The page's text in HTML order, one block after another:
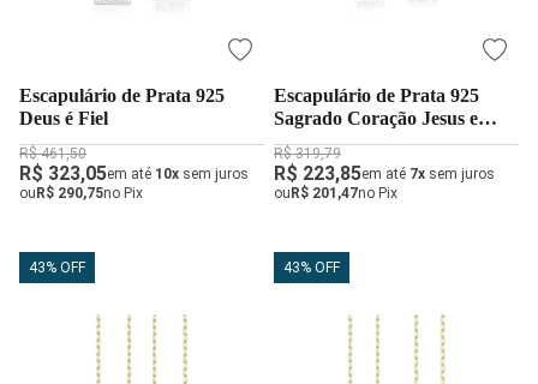
Escapulário de Prata 925
Deus é Fiel
R$ 461,50
R$ 323,05em até 10x sem juros
ou R$ 290,75no Pix
Escapulário de Prata 925
Sagrado Coração Jesus e
Nossa Senhora do Carmo e
44cm
R$ 319,79
R$ 223,85em até 7x sem juros
ou R$ 201,47no Pix
43% OFF 43% OFF